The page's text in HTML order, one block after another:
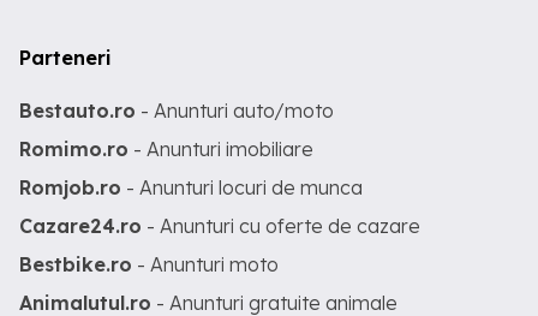
Parteneri
Bestauto.ro - Anunturi auto/moto
Romimo.ro - Anunturi imobiliare
Romjob.ro - Anunturi locuri de munca
Cazare24.ro - Anunturi cu oferte de cazare
Bestbike.ro - Anunturi moto
Animalutul.ro - Anunturi gratuite animale